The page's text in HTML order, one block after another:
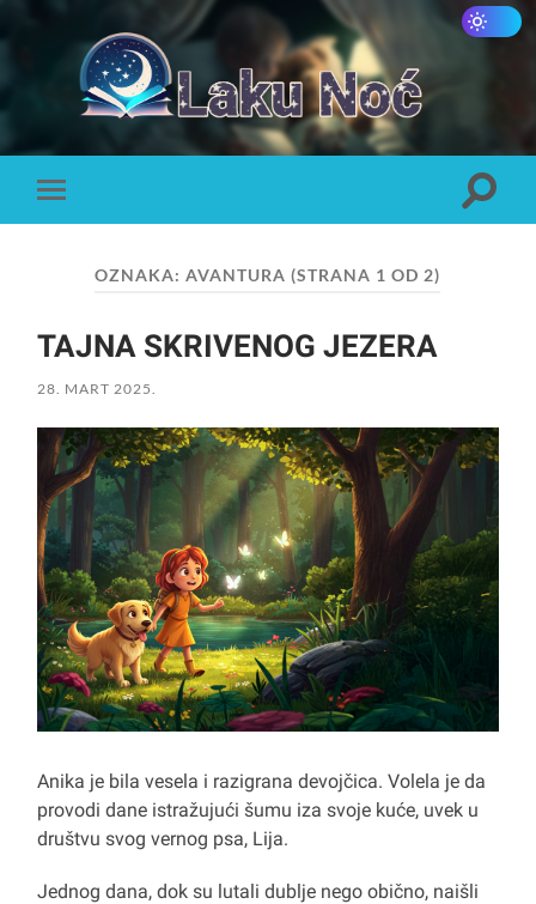
Laku
Noć
Toggle
mobile
Toggle
OZNAKA:AVANTURA (STRANA 1 OD 2)
TAJNA SKRIVENOG JEZERA
28. MART 2025.
Anika je bila vesela i razigrana devojčica. Volela je da
provodi dane istražujući šumu iza svoje kuće, uvek u
društvu svog vernog psa, Lija.
Jednog dana, dok su lutali dublje nego obično, naišli